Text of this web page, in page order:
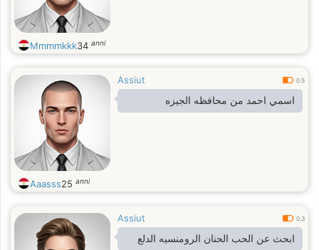
Mmmmkkk34 anni
Assiut 0.5
اسمي احمد من محافظه الجيزه
Aaasss25 anni
Assiut 0.3
ابحث عن الحب الحنان الرومنسيه الدلع